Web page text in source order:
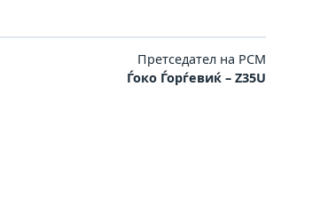
Претседател на РСМ
Ѓоко Ѓорѓевиќ – Z35U